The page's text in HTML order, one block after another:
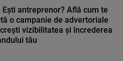
Ești antreprenor? Află cum te
o campanie de advertoriale
vizibilitatea și încrederea
tău